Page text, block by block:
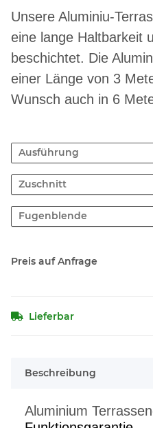
Unsere Aluminiu-
eine lange Haltbarkeit
beschichtet. Die
einer Länge von 3
Wunsch auch in 6
Ausführung
Zuschnitt
Fugenblende
Preis auf Anfrage
Lieferbar
Beschreibung
Aluminium